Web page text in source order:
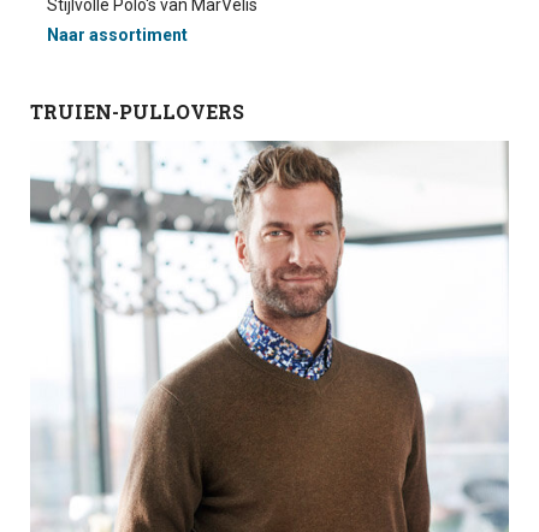
Stijlvolle Polo's van MarVelis
Naar assortiment
TRUIEN-PULLOVERS